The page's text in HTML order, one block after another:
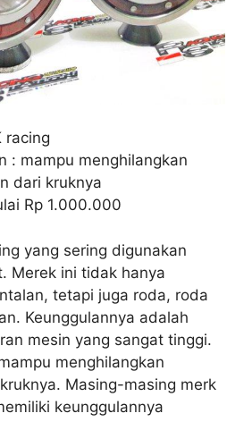
racing
: mampu menghilangkan
dari kruknya
Rp 1.000.000
yang sering digunakan
Merek ini tidak hanya
tetapi juga roda, roda
Keunggulannya adalah
mesin yang sangat tinggi.
menghilangkan
Masing-masing merk
keunggulannya